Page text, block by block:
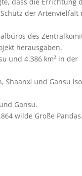
dass die Errichtung
der Artenvielfalt
des
herausgaben.
und 4.386 km² in der
Shaanxi und Gansu
Gansu.
wilde Große